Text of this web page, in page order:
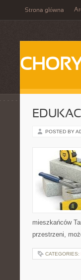
Strona główna
POSTED BY
mieszkańców
przestrzeni,
CATEGORIES: